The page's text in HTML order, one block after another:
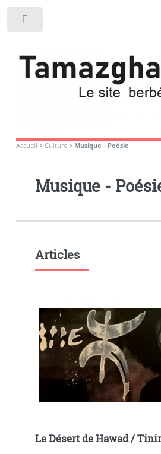
Accueil > Culture> Musique - Poésie
Musique -
Articles
Le Désert de Hawad /